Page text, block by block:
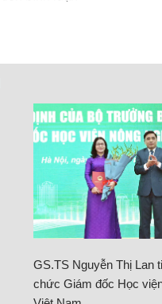
GS.TS Nguyễn Thị Lan
chức Giám đốc Học